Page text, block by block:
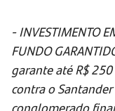
- INVESTIMENTO
FUNDO
garante até R$
contra o
conglomerado